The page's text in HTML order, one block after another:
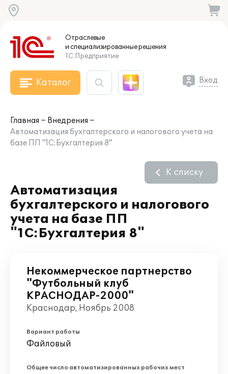
Отраслевые
и специализированныерешения
1С:Предприятие
Каталог Вход
Главная
Внедрения
Автоматизация бухгалтерского и налогового учета на
базе ПП "1С:Бухгалтерия 8"
Автоматизация
бухгалтерского и налогового
учета на базе ПП
"1С:Бухгалтерия 8"
К списку
Некоммерческое партнерство
"Футбольный клуб
КРАСНОДАР-2000"
Краснодар, Ноябрь 2008
Вариант работы
Файловый
Общее число автоматизированных рабочих мест